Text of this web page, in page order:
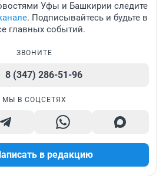
Уфы и Башкирии следите
. Подписывайтесь и будьте в
главных событий.
ЗВОНИТЕ
8 (347) 286-51-96
МЫ В СОЦСЕТЯХ
в редакцию